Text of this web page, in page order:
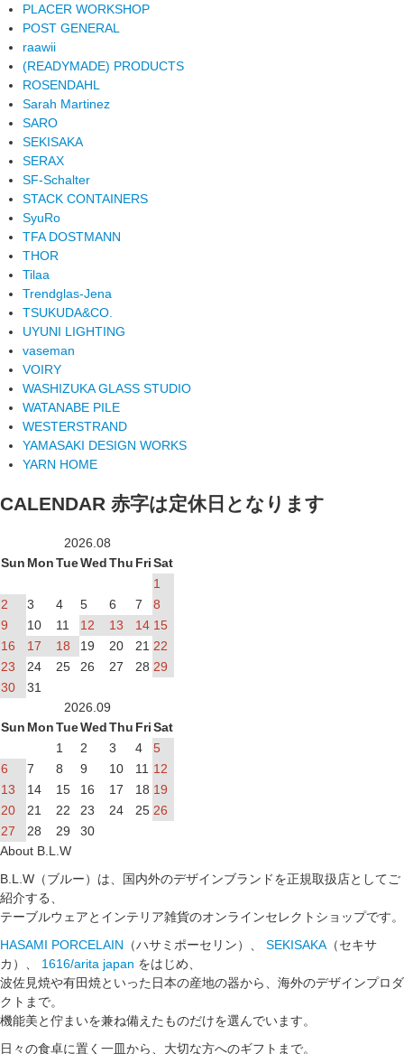
PLACER WORKSHOP
POST GENERAL
raawii
(READYMADE) PRODUCTS
ROSENDAHL
Sarah Martinez
SARO
SEKISAKA
SERAX
SF-Schalter
STACK CONTAINERS
SyuRo
TFA DOSTMANN
THOR
Tilaa
Trendglas-Jena
TSUKUDA&CO.
UYUNI LIGHTING
vaseman
VOIRY
WASHIZUKA GLASS STUDIO
WATANABE PILE
WESTERSTRAND
YAMASAKI DESIGN WORKS
YARN HOME
CALENDAR 赤字は定休日となります
2026.08
Sun MonTueWedThu FriSat
1
2
3 4 5 6 7
8
9
10 11 12 13 14 15
16
17 18 19 20 21 22
23
24 25 26 27 28 29
30
31
2026.09
Sun MonTueWedThu FriSat
1
2 3 4
5
6
7 8 9 10 11 12
13
14 15 16 17 18 19
20
21 22 23 24 25 26
27
28 29
30
About B.L.W
B.L.W（ブルー）は、国内外のデザインブランドを正規取扱店としてご
紹介する、
テーブルウェアとインテリア雑貨のオンラインセレクトショップです。
HASAMI PORCELAIN （ハサミポーセリン）、 SEKISAKA （セキサ
カ）、 1616/arita japan をはじめ、
波佐見焼や有田焼といった日本の産地の器から、海外のデザインプロダ
クトまで。
機能美と佇まいを兼ね備えたものだけを選んでいます。
日々の食卓に置く一皿から、大切な方へのギフトまで。